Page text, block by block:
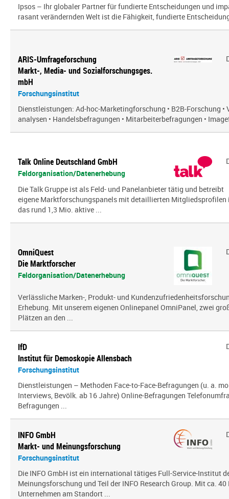
Ipsos – Ihr globaler Partner für fundierte Entscheidungen und
rasant verändernden Welt ist die Fähigkeit, fundierte
ARIS-Umfrageforschung
Markt-, Media- und Sozialforschungsges.
mbH
Forschungsinstitut
Dienstleistungen: Ad-hoc-Marketingforschung • B2B-Forschung
analysen • Handelsbefragungen • Mitarbeiterbefragungen •
Talk Online Deutschland GmbH
Feldorganisation/Datenerhebung
Die Talk Gruppe ist als Feld- und Panelanbieter tätig und betreibt
eigene Marktforschungspanels mit detaillierten Mitgliedsprofilen
das rund 1,3 Mio. aktive ...
OmniQuest
Die Marktforscher
Feldorganisation/Datenerhebung
Verlässliche Marken-, Produkt- und
Erhebung. Mit unserem eigenen Onlinepanel OmniPanel, zwei
Plätzen an den ...
IfD
Institut für Demoskopie Allensbach
Forschungsinstitut
Dienstleistungen – Methoden Face-to-Face-Befragungen (u. a.
Interviews, Bevölk. ab 16 Jahre) Online-Befragungen
Befragungen ...
INFO GmbH
Markt- und Meinungsforschung
Forschungsinstitut
Die INFO GmbH ist ein international tätiges Full-Service-Institut
Meinungsforschung und Teil der INFO Research Group. Mit ca.
Unternehmen am Standort ...